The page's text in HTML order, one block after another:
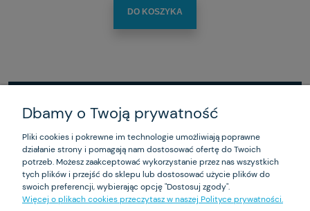
DO KOSZYKA
ZAKUPY
POMOC
MOJE KONTO
Dbamy o Twoją prywatność
Pliki cookies i pokrewne im technologie umożliwiają poprawne
działanie strony i pomagają nam dostosować ofertę do Twoich
potrzeb. Możesz zaakceptować wykorzystanie przez nas wszystkich
tych plików i przejść do sklepu lub dostosować użycie plików do
swoich preferencji, wybierając opcję "Dostosuj zgody".
Więcej o plikach cookies przeczytasz w naszej Polityce prywatności.